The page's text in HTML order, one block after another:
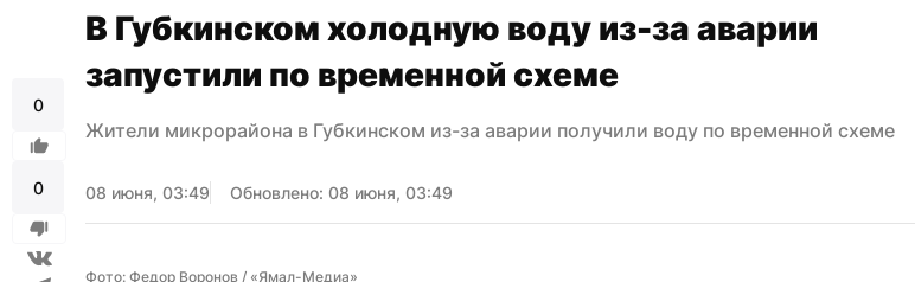
0
0
В Губкинском холодную воду из-за аварии
запустили по временной схеме
Жители микрорайона в Губкинском из-за аварии получили воду по временной схеме
08 июня, 03:49 Обновлено: 08 июня, 03:49
Фото: Федор Воронов / «Ямал-Медиа»